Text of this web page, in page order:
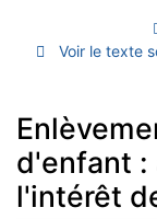
Voir le texte
d'enfant :
l'intérêt